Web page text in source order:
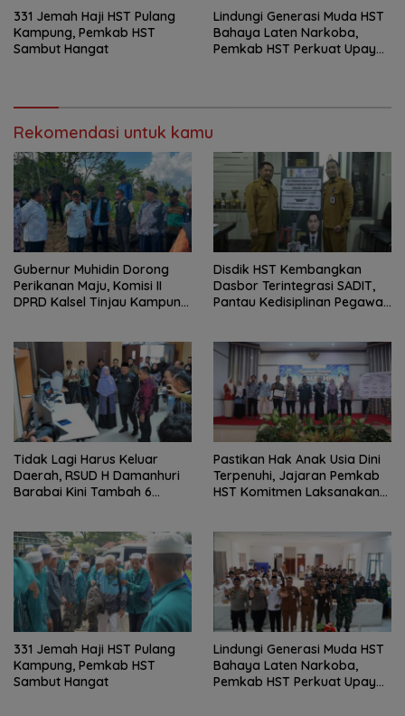
331 Jemah Haji HST Pulang
Kampung, Pemkab HST
Sambut Hangat
Lindungi Generasi Muda HST
Bahaya Laten Narkoba,
Pemkab HST Perkuat Upaya
Rekomendasi untuk kamu
Gubernur Muhidin Dorong
Perikanan Maju, Komisi II
DPRD Kalsel Tinjau Kampung
Disdik HST Kembangkan
Dasbor Terintegrasi SADIT,
Pantau Kedisiplinan Pegawai
Tidak Lagi Harus Keluar
Daerah, RSUD H Damanhuri
Barabai Kini Tambah 6
Pastikan Hak Anak Usia Dini
Terpenuhi, Jajaran Pemkab
HST Komitmen Laksanakan
331 Jemah Haji HST Pulang
Kampung, Pemkab HST
Sambut Hangat
Lindungi Generasi Muda HST
Bahaya Laten Narkoba,
Pemkab HST Perkuat Upaya